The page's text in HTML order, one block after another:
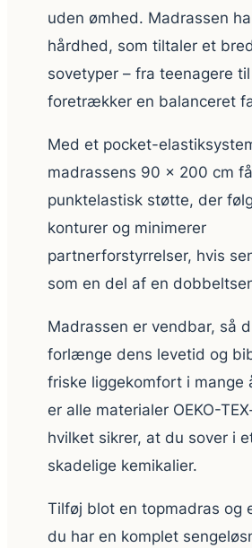
uden ømhed. Madrassen
hårdhed, som tiltaler et
sovetyper – fra teenagere
foretrækker en balanceret
Med et pocket-
madrassens 90 × 200 cm
punktelastisk støtte, der
konturer og minimerer
partnerforstyrrelser, hvis
som en del af en
Madrassen er vendbar, så
forlænge dens levetid og
friske liggekomfort i mange
er alle materialer OEKO-
hvilket sikrer, at du sover i
skadelige kemikalier.
Tilføj blot en topmadras og
du har en komplet